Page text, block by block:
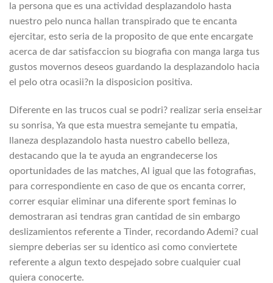
la persona que es una actividad desplazandolo hasta
nuestro pelo nunca hallan transpirado que te encanta
ejercitar, esto seri­a de la proposito de que ente encargate
acerca de dar satisfaccion su biografia con manga larga tus
gustos movernos deseos guardando la desplazandolo hacia
el pelo otra ocasii?n la disposicion positiva.
Diferente en las trucos cual se podri? realizar seri­a ensei±ar
su sonrisa, Ya que esta muestra semejante tu empatia,
llaneza desplazandolo hasta nuestro cabello belleza,
destacando que la te ayuda an engrandecerse los
oportunidades de las matches, Al igual que las fotografias,
para correspondiente en caso de que os encanta correr,
correr esquiar eliminar una diferente sport feminas lo
demostraran asi tendras gran cantidad de sin embargo
deslizamientos referente a Tinder, recordando Ademi? cual
siempre deberias ser su identico asi­ como conviertete
referente a algun texto despejado sobre cualquier cual
quiera conocerte.